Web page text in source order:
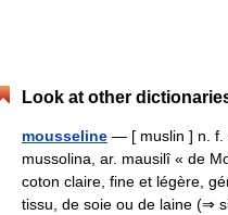
Look at other
mousseline — [ muslin ] n. f.
mussolina, ar. mausilî « de
coton claire, fine et légère,
tissu, de soie ou de laine (⇒